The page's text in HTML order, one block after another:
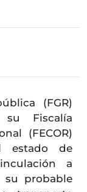
(FGR)
Fiscalía
(FECOR)
estado de
a
su probable